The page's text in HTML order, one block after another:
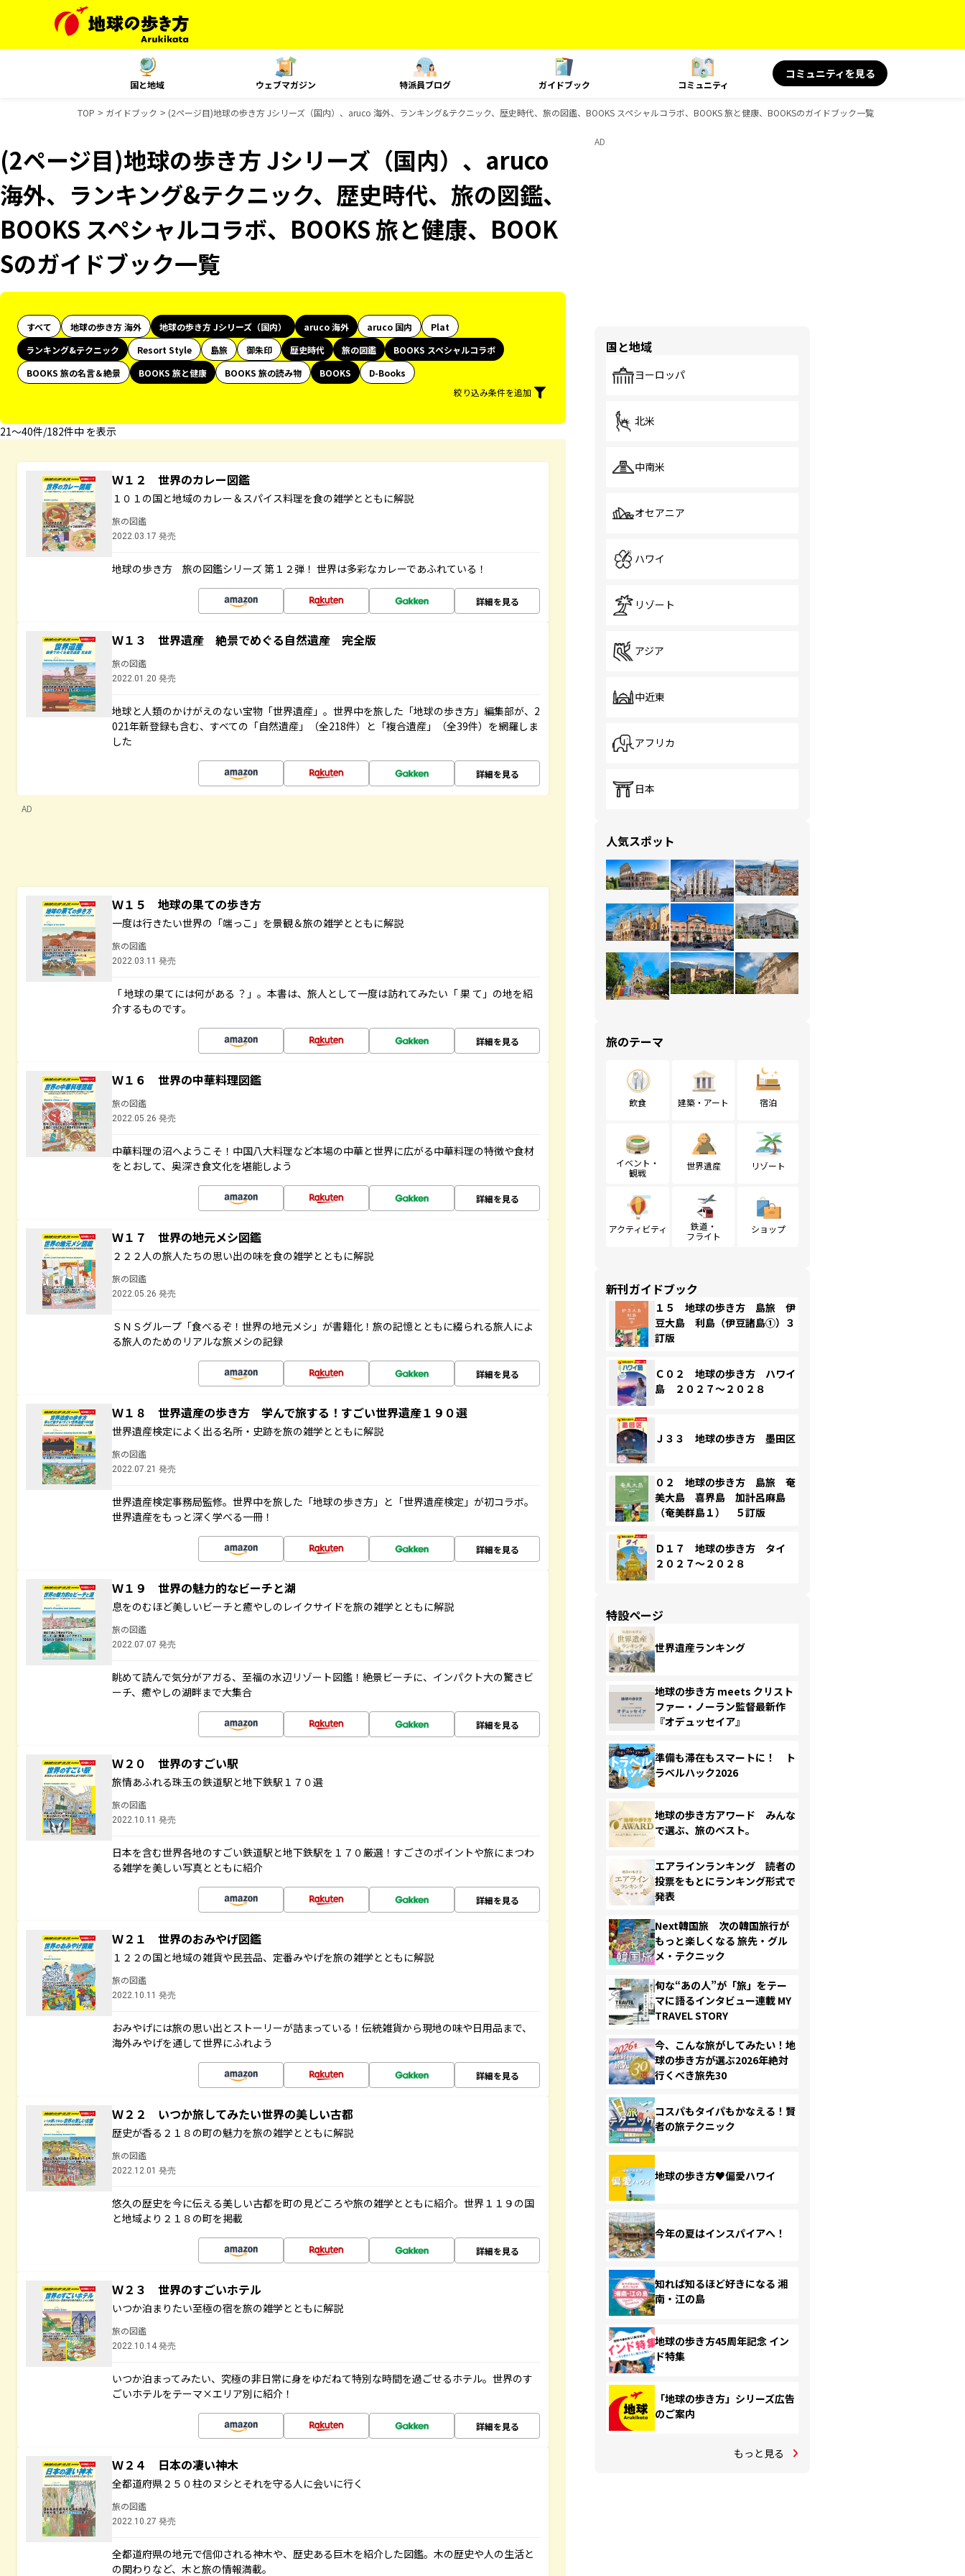
国と地域 ウェブマガジン 特派員ブログ ガイドブック コミュニティ
コミュニティを見る
TOP ガイドブック (2ページ目)地球の歩き方 Jシリーズ（国内）、aruco 海外、ランキング&テクニック、歴史時代、旅の図鑑、BOOKS スペシャルコラボ、BOOKS 旅と健康、BOOKSのガイドブック一覧
(2ページ目)地球の歩き方 Jシリーズ（国内）、aruco
海外、ランキング&テクニック、歴史時代、旅の図鑑、
BOOKS スペシャルコラボ、BOOKS 旅と健康、BOOK
Sのガイドブック一覧
すべて 地球の歩き方 海外 地球の歩き方 Jシリーズ（国内） aruco 海外 aruco 国内
Plat
ランキング&テクニック
Resort Style 島旅 御朱印 歴史時代 旅の図鑑
BOOKS スペシャルコラボ
BOOKS 旅の名言＆絶景
BOOKS 旅と健康 BOOKS 旅の読み物 BOOKS
D-Books
絞り込み条件を追加
21〜40件/182件中 を表示
Ｗ１２ 世界のカレー図鑑
１０１の国と地域のカレー＆スパイス料理を食の雑学とともに解説
旅の図鑑
2022.03.17 発売
地球の歩き方 旅の図鑑シリーズ 第１２弾！ 世界は多彩なカレーであふれている！
詳細を見る
Ｗ１３ 世界遺産 絶景でめぐる自然遺産 完全版
旅の図鑑
2022.01.20 発売
地球と人類のかけがえのない宝物「世界遺産」。世界中を旅した「地球の歩き方」編集部が、2
021年新登録も含む、すべての「自然遺産」（全218件）と「複合遺産」（全39件）を網羅しま
した
詳細を見る
AD
Ｗ１５ 地球の果ての歩き方
一度は行きたい世界の「端っこ」を景観＆旅の雑学とともに解説
旅の図鑑
2022.03.11 発売
「 地球の果てには何がある ？」。本書は、旅人として一度は訪れてみたい「 果 て」の地を紹
介するものです。
詳細を見る
Ｗ１６ 世界の中華料理図鑑
旅の図鑑
2022.05.26 発売
中華料理の沼へようこそ！中国八大料理など本場の中華と世界に広がる中華料理の特徴や食材
をとおして、奥深き食文化を堪能しよう
詳細を見る
Ｗ１７ 世界の地元メシ図鑑
２２２人の旅人たちの思い出の味を食の雑学とともに解説
旅の図鑑
2022.05.26 発売
ＳＮＳグループ「食べるぞ！世界の地元メシ」が書籍化！旅の記憶とともに綴られる旅人によ
る旅人のためのリアルな旅メシの記録
詳細を見る
Ｗ１８ 世界遺産の歩き方 学んで旅する！すごい世界遺産１９０選
世界遺産検定によく出る名所・史跡を旅の雑学とともに解説
旅の図鑑
2022.07.21 発売
世界遺産検定事務局監修。世界中を旅した「地球の歩き方」と「世界遺産検定」が初コラボ。
世界遺産をもっと深く学べる一冊！
詳細を見る
Ｗ１９ 世界の魅力的なビーチと湖
息をのむほど美しいビーチと癒やしのレイクサイドを旅の雑学とともに解説
旅の図鑑
2022.07.07 発売
眺めて読んで気分がアガる、至福の水辺リゾート図鑑！絶景ビーチに、インパクト大の驚きビ
ーチ、癒やしの湖畔まで大集合
詳細を見る
Ｗ２０ 世界のすごい駅
旅情あふれる珠玉の鉄道駅と地下鉄駅１７０選
旅の図鑑
2022.10.11 発売
日本を含む世界各地のすごい鉄道駅と地下鉄駅を１７０厳選！すごさのポイントや旅にまつわ
る雑学を美しい写真とともに紹介
詳細を見る
Ｗ２１ 世界のおみやげ図鑑
１２２の国と地域の雑貨や民芸品、定番みやげを旅の雑学とともに解説
旅の図鑑
2022.10.11 発売
おみやげには旅の思い出とストーリーが詰まっている！伝統雑貨から現地の味や日用品まで、
海外みやげを通して世界にふれよう
詳細を見る
Ｗ２２ いつか旅してみたい世界の美しい古都
歴史が香る２１８の町の魅力を旅の雑学とともに解説
旅の図鑑
2022.12.01 発売
悠久の歴史を今に伝える美しい古都を町の見どころや旅の雑学とともに紹介。世界１１９の国
と地域より２１８の町を掲載
詳細を見る
Ｗ２３ 世界のすごいホテル
いつか泊まりたい至極の宿を旅の雑学とともに解説
旅の図鑑
2022.10.14 発売
いつか泊まってみたい、究極の非日常に身をゆだねて特別な時間を過ごせるホテル。世界のす
ごいホテルをテーマ×エリア別に紹介！
詳細を見る
Ｗ２４ 日本の凄い神木
全都道府県２５０柱のヌシとそれを守る人に会いに行く
旅の図鑑
2022.10.27 発売
全都道府県の地元で信仰される神木や、歴史ある巨木を紹介した図鑑。木の歴史や人の生活と
の関わりなど、木と旅の情報満載。
AD
国と地域
ヨーロッパ
北米
中南米
オセアニア
ハワイ
リゾート
アジア
中近東
アフリカ
日本
人気スポット
旅のテーマ
飲食 建築・アート 宿泊
イベント・
観戦
世界遺産 リゾート
アクティビティ
鉄道・
フライト
ショップ
新刊ガイドブック
１５ 地球の歩き方 島旅 伊
豆大島 利島（伊豆諸島①）３
訂版
Ｃ０２ 地球の歩き方 ハワイ
島 ２０２７～２０２８
Ｊ３３ 地球の歩き方 墨田区
０２ 地球の歩き方 島旅 奄
美大島 喜界島 加計呂麻島
（奄美群島１） ５訂版
Ｄ１７ 地球の歩き方 タイ
２０２７～２０２８
特設ページ
世界遺産ランキング
地球の歩き方 meets クリスト
ファー・ノーラン監督最新作
『オデュッセイア』
準備も滞在もスマートに！ ト
ラベルハック2026
地球の歩き方アワード みんな
で選ぶ、旅のベスト。
エアラインランキング 読者の
投票をもとにランキング形式で
発表
Next韓国旅 次の韓国旅行が
もっと楽しくなる 旅先・グル
メ・テクニック
旬な“あの人”が「旅」をテー
マに語るインタビュー連載 MY
TRAVEL STORY
今、こんな旅がしてみたい！地
球の歩き方が選ぶ2026年絶対
行くべき旅先30
コスパもタイパもかなえる！賢
者の旅テクニック
地球の歩き方♥偏愛ハワイ
今年の夏はインスパイアへ！
知れば知るほど好きになる 湘
南・江の島
地球の歩き方45周年記念 イン
ド特集
「地球の歩き方」シリーズ広告
のご案内
もっと見る